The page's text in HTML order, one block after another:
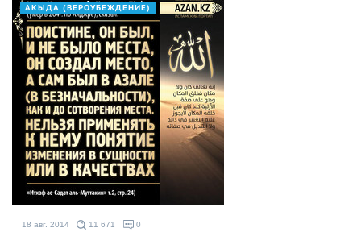
АКЫДА (ВЕРОУБЕЖДЕНИЕ)
18 авг. 2014 11 671 0